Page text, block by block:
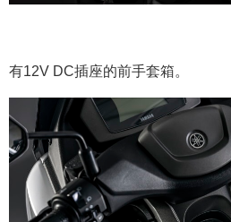
有12V DC插座的前手套箱。